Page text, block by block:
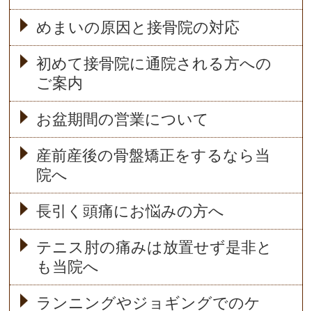
めまいの原因と接骨院の対応
初めて接骨院に通院される方への
ご案内
お盆期間の営業について
産前産後の骨盤矯正をするなら当
院へ
長引く頭痛にお悩みの方へ
テニス肘の痛みは放置せず是非と
も当院へ
ランニングやジョギングでのケ